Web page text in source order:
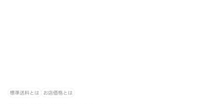
標準送料とは お店価格とは